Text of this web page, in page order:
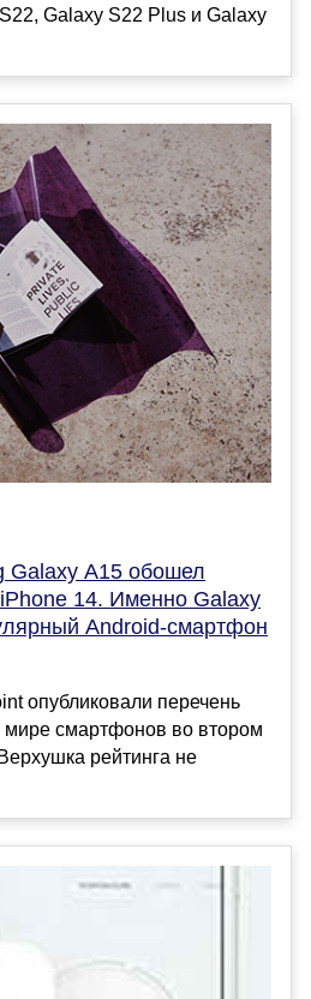
Galaxy S22 Plus и Galaxy
A15 обошел
14. Именно Galaxy
Android-смартфон
опубликовали перечень
смартфонов во втором
рейтинга не